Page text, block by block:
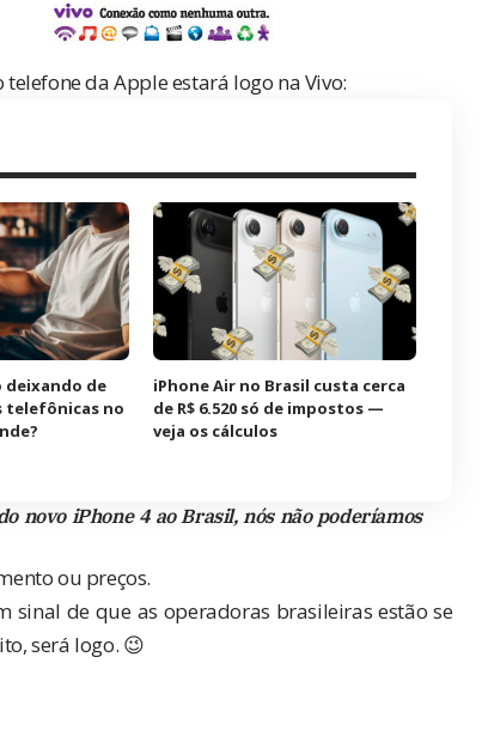
da Apple estará logo na Vivo:
deixando de
telefônicas no
iPhone Air no Brasil custa cerca
de R$ 6.520 só de impostos —
veja os cálculos
novo iPhone 4 ao Brasil, nós não poderíamos
ou preços.
de que as operadoras brasileiras estão se
será logo. 😉